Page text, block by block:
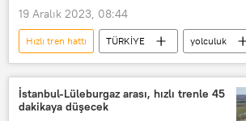
19 Aralık 2023, 08:44
Hızlı tren hattı TÜRKİYE
yolculuk
İstanbul
Ankara
Abdulkadir Uraloğlu
hızlı tren
Yüksek Hızlı Tren (YHT)
İstanbul-Lüleburgaz arası, hızlı trenle 45
dakikaya düşecek